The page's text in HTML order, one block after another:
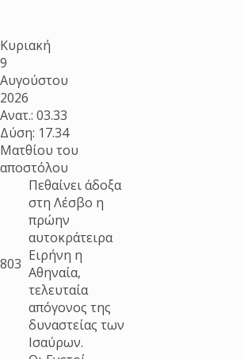
Κυριακή
9
Αυγούστου
2026
Ανατ.: 03.33
Δύση: 17.34
Ματθίου του
αποστόλου
803
Πεθαίνει άδοξα
στη Λέσβο η
πρώην
αυτοκράτειρα
Ειρήνη η
Αθηναία,
τελευταία
απόγονος της
δυναστείας των
Ισαύρων.